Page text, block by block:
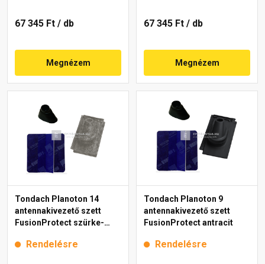
67 345 Ft / db
Megnézem
67 345 Ft / db
Megnézem
Tondach Planoton 14
antennakivezető szett
FusionProtect szürke-
Rendelésre
Tondach Planoton 9
antennakivezető szett
FusionProtect antracit
Rendelésre